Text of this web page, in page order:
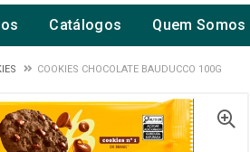
Catálogos Quem Somos
COOKIES CHOCOLATE BAUDUCCO 100G